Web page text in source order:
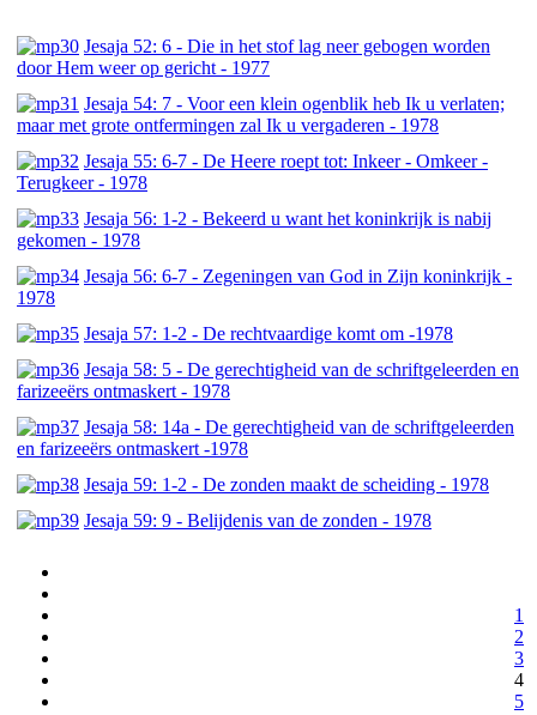
Jesaja 52: 6 - Die in het stof lag neer gebogen worden
door Hem weer op gericht - 1977
Jesaja 54: 7 - Voor een klein ogenblik heb Ik u verlaten;
maar met grote ontfermingen zal Ik u vergaderen - 1978
Jesaja 55: 6-7 - De Heere roept tot: Inkeer - Omkeer -
Terugkeer - 1978
Jesaja 56: 1-2 - Bekeerd u want het koninkrijk is nabij
gekomen - 1978
Jesaja 56: 6-7 - Zegeningen van God in Zijn koninkrijk -
1978
Jesaja 57: 1-2 - De rechtvaardige komt om -1978
Jesaja 58: 5 - De gerechtigheid van de schriftgeleerden en
farizeeërs ontmaskert - 1978
Jesaja 58: 14a - De gerechtigheid van de schriftgeleerden
en farizeeërs ontmaskert -1978
Jesaja 59: 1-2 - De zonden maakt de scheiding - 1978
Jesaja 59: 9 - Belijdenis van de zonden - 1978
1
2
3
4
5